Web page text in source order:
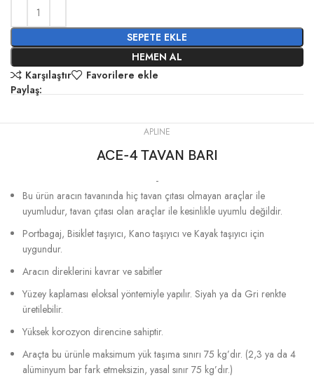
SEPETE EKLE
HEMEN AL
Karşılaştır
Favorilere ekle
Paylaş:
APLINE
ACE-4 TAVAN BARI
-
Bu ürün aracın tavanında hiç tavan çıtası olmayan araçlar ile
uyumludur, tavan çıtası olan araçlar ile kesinlikle uyumlu değildir.
Portbagaj, Bisiklet taşıyıcı, Kano taşıyıcı ve Kayak taşıyıcı için
uygundur.
Aracın direklerini kavrar ve sabitler
Yüzey kaplaması eloksal yöntemiyle yapılır. Siyah ya da Gri renkte
üretilebilir.
Yüksek korozyon direncine sahiptir.
Araçta bu ürünle maksimum yük taşıma sınırı 75 kg’dır. (2,3 ya da 4
alüminyum bar fark etmeksizin, yasal sınır 75 kg’dır.)